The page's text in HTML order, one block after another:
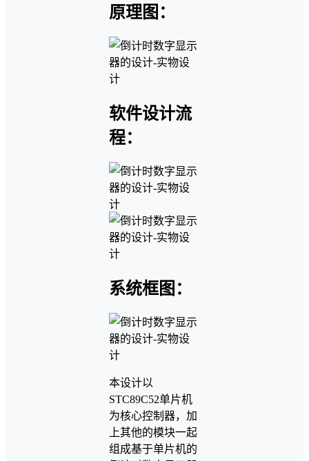
原理图：
软件设计流
程：
系统框图：
本设计以
STC89C52单片机
为核心控制器，加
上其他的模块一起
组成基于单片机的